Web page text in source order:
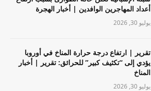
أعداد المهاجرين الوافدين | أخبار الهجرة
يوليو 30, 2026
تقرير | ارتفاع درجة حرارة المناخ في أوروبا
يؤدي إلى “تكثيف كبير” للحرائق: تقرير | أخبار
المناخ
يوليو 30, 2026